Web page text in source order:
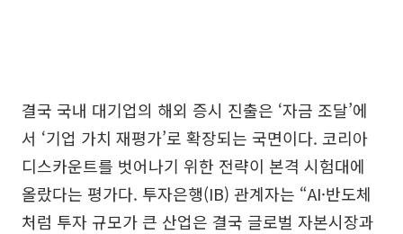
결국 국내 대기업의 해외 증시 진출은 ‘자금 조달’에
서 ‘기업 가치 재평가’로 확장되는 국면이다. 코리아
디스카운트를 벗어나기 위한 전략이 본격 시험대에
올랐다는 평가다. 투자은행(IB) 관계자는 “AI·반도체
처럼 투자 규모가 큰 산업은 결국 글로벌 자본시장과